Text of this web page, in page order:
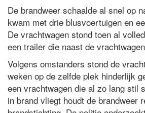
De brandweer schaalde al snel op
kwam met drie blusvoertuigen en
De vrachtwagen stond toen al
een trailer die naast de
Volgens omstanders stond de
weken op de zelfde plek hinderlijk
een vrachtwagen die al zo lang stil
in brand vliegt houdt de brandweer